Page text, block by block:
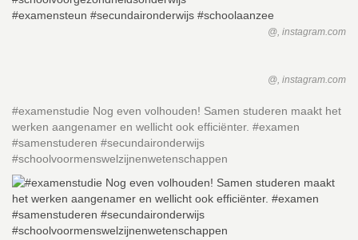
@, instagram.com
@, instagram.com
#examenstudie Nog even volhouden! Samen studeren maakt het
werken aangenamer en wellicht ook efficiënter. #examen
#samenstuderen #secundaironderwijs
#schoolvoormenswelzijnenwetenschappen